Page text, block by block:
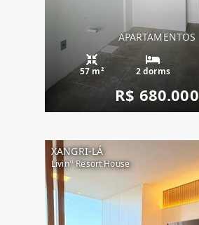
APARTAMENTOS
57 m² 2 dorms
R$ 680.000
XANGRI-LÁ
Livin'' Resort House